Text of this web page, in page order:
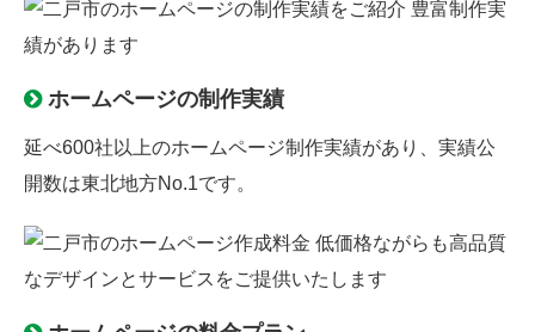
ホームページの制作実績
延べ600社以上のホームページ制作実績があり、実績公
開数は東北地方No.1です。